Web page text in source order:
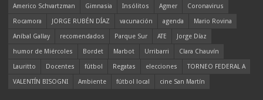
Americo Schvartzman Gimnasia Insólitos Agmer
Coronavirus
Rocamora
JORGE RUBÉN DÍAZ vacunación agenda
Mario Rovina
Aníbal Gallay
recomendados Parque Sur ATE
Jorge Díaz
humor de Miércoles
Bordet Marbot Urribarri
Clara Chauvín
Lauritto
Docentes fútbol Regatas elecciones
TORNEO FEDERAL A
VALENTÍN BISOGNI
Ambiente fútbol local cine San Martín